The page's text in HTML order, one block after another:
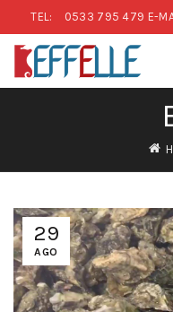
TEL: 0533 795 479 E-
29
AGO